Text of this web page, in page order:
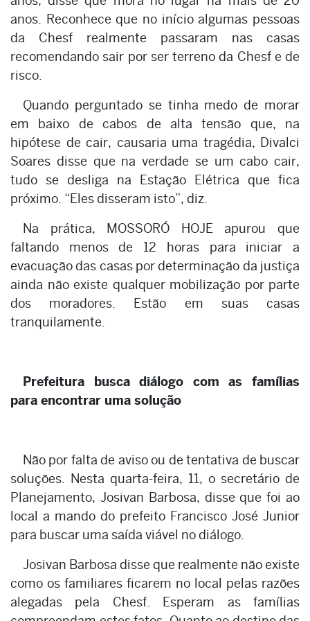
anos. Reconhece que no início algumas pessoas
da Chesf realmente passaram nas casas
recomendando sair por ser terreno da Chesf e de
risco.
Quando perguntado se tinha medo de morar
em baixo de cabos de alta tensão que, na
hipótese de cair, causaria uma tragédia, Divalci
Soares disse que na verdade se um cabo cair,
tudo se desliga na Estação Elétrica que fica
próximo. “Eles disseram isto”, diz.
Na prática, MOSSORÓ HOJE apurou que
faltando menos de 12 horas para iniciar a
evacuação das casas por determinação da justiça
ainda não existe qualquer mobilização por parte
dos moradores. Estão em suas casas
tranquilamente.
Prefeitura busca diálogo com as famílias
para encontrar uma solução
Não por falta de aviso ou de tentativa de buscar
soluções. Nesta quarta-feira, 11, o secretário de
Planejamento, Josivan Barbosa, disse que foi ao
local a mando do prefeito Francisco José Junior
para buscar uma saída viável no diálogo.
Josivan Barbosa disse que realmente não existe
como os familiares ficarem no local pelas razões
alegadas pela Chesf. Esperam as famílias